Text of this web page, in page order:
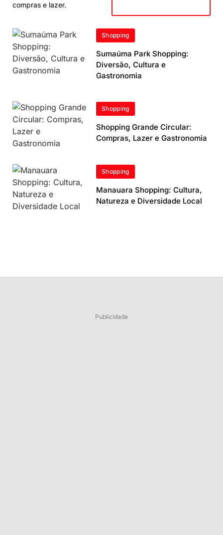
compras e lazer.
Shopping
Sumaúma Park Shopping:
Diversão, Cultura e
Gastronomia
Shopping
Shopping Grande Circular:
Compras, Lazer e Gastronomia
Shopping
Manauara Shopping: Cultura,
Natureza e Diversidade Local
Publicidade